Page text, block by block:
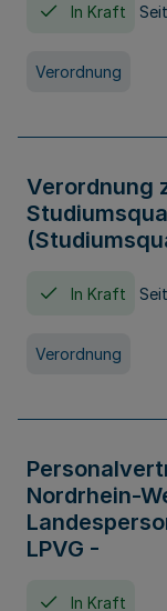
In Kraft
Verordnung
Verordnung
In Kraft
Verordnung
Nordrhein-
LPVG -
In Kraft